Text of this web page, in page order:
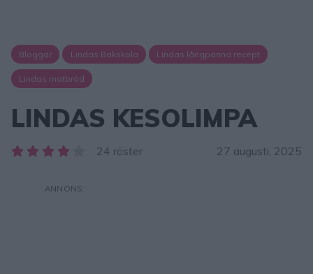
Bloggar Lindas Bakskola Lindas långpanna recept
Lindas matbröd
LINDAS KESOLIMPA
24 röster 27 augusti, 2025